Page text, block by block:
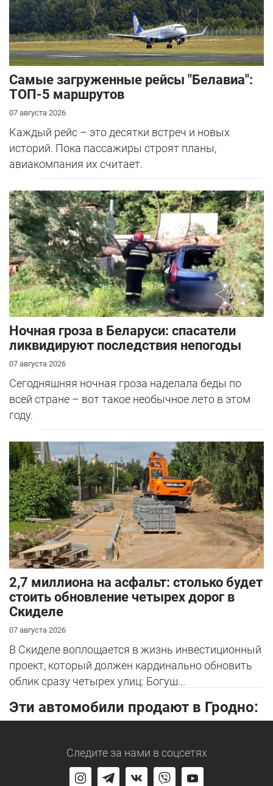
Самые загруженные рейсы "Белавиа":
ТОП-5 маршрутов
07 августа 2026
Каждый рейс – это десятки встреч и новых
историй. Пока пассажиры строят планы,
авиакомпания их считает.
Ночная гроза в Беларуси: спасатели
ликвидируют последствия непогоды
07 августа 2026
Сегодняшняя ночная гроза наделала беды по
всей стране – вот такое необычное лето в этом
году.
2,7 миллиона на асфальт: столько будет
стоить обновление четырех дорог в
Скиделе
07 августа 2026
В Скиделе воплощается в жизнь инвестиционный
проект, который должен кардинально обновить
облик сразу четырех улиц: Богуш...
Эти автомобили продают в Гродно:
Следите за нами в соцсетях